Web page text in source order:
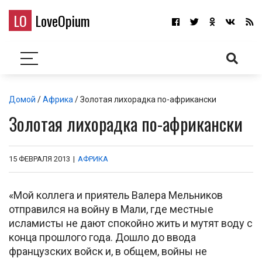
LO LoveOpium
Домой /Африка / Золотая лихорадка по-африкански
Золотая лихорадка по-африкански
15 ФЕВРАЛЯ 2013 | АФРИКА
«Мой коллега и приятель Валера Мельников
отправился на войну в Мали, где местные
исламисты не дают спокойно жить и мутят воду с
конца прошлого года. Дошло до ввода
французских войск и, в общем, войны не